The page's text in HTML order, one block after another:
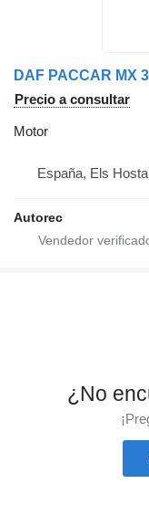
Precio a consultar
Motor
España, Els
Autorec
¿No